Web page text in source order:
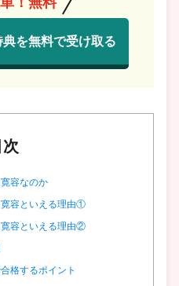
を無料で受け取る
次
容なのか
容といえる理由①
容といえる理由②
格するポイント